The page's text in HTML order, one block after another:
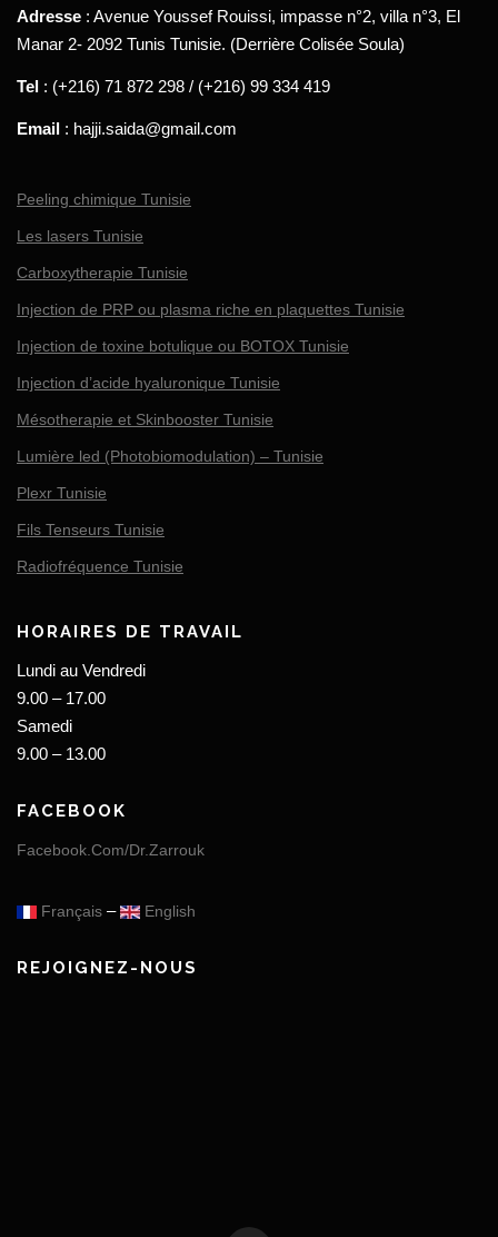
Adresse : Avenue Youssef Rouissi, impasse n°2, villa n°3, El
Manar 2- 2092 Tunis Tunisie. (Derrière Colisée Soula)
Tel : (+216) 71 872 298 / (+216) 99 334 419
Email : hajji.saida@gmail.com
Peeling chimique Tunisie
Les lasers Tunisie
Carboxytherapie Tunisie
Injection de PRP ou plasma riche en plaquettes Tunisie
Injection de toxine botulique ou BOTOX Tunisie
Injection d’acide hyaluronique Tunisie
Mésotherapie et Skinbooster Tunisie
Lumière led (Photobiomodulation) – Tunisie
Plexr Tunisie
Fils Tenseurs Tunisie
Radiofréquence Tunisie
HORAIRES DE TRAVAIL
Lundi au Vendredi
9.00 – 17.00
Samedi
9.00 – 13.00
FACEBOOK
Facebook.Com/Dr.Zarrouk
Français – English
REJOIGNEZ-NOUS